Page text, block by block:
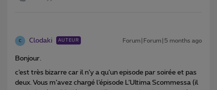
C Clodaki AUTEUR Forum|Forum|5 months ago
Bonjour.
c’est très bizarre car il n’y a qu’un episode par soirée et pas
deux. Vous m’avez chargé l’épisode L’Ultima Scommessa (il